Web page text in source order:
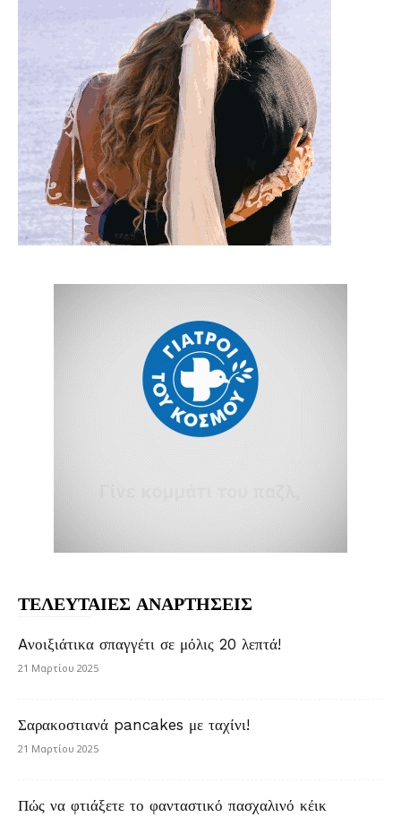
ΤΕΛΕΥΤΑΙΕΣ ΑΝΑΡΤΗΣΕΙΣ
Aνοιξιάτικα σπαγγέτι σε μόλις 20 λεπτά!
21 Μαρτίου 2025
Σαρακοστιανά pancakes με ταχίνι!
21 Μαρτίου 2025
Πώς να φτιάξετε το φανταστικό πασχαλινό κέικ